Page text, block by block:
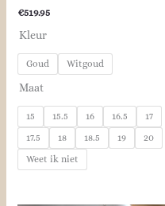
€519.95
Kleur
Goud Witgoud
Maat
15 15.5 16 16.5
17
17.5
18 18.5 19
20
Weet ik niet